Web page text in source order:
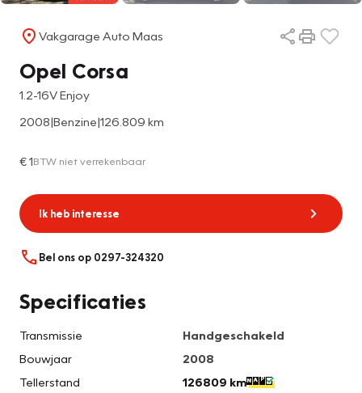
Vakgarage Auto Maas
Opel Corsa
1.2-16V Enjoy
2008|Benzine|126.809 km
€ 1BTW niet verrekenbaar
Ik heb interesse
Bel ons op 0297-324320
Specificaties
Transmissie
Handgeschakeld
Bouwjaar
2008
Tellerstand
126809 km